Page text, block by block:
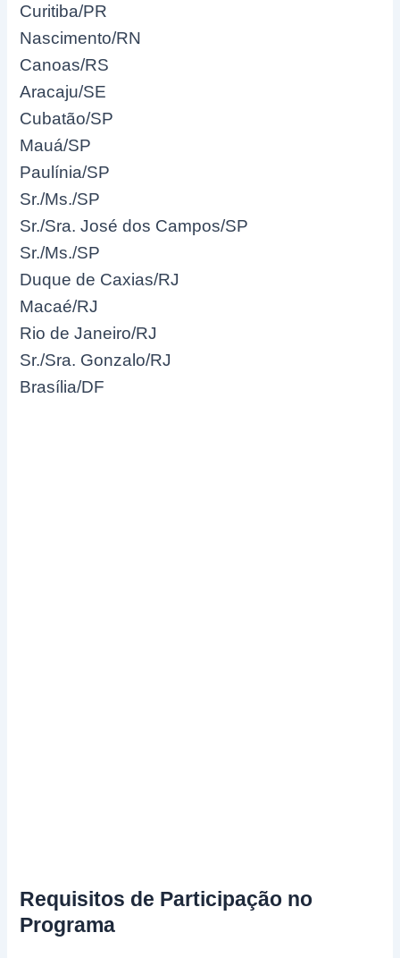
Curitiba/PR
Nascimento/RN
Canoas/RS
Aracaju/SE
Cubatão/SP
Mauá/SP
Paulínia/SP
Sr./Ms./SP
Sr./Sra. José dos Campos/SP
Sr./Ms./SP
Duque de Caxias/RJ
Macaé/RJ
Rio de Janeiro/RJ
Sr./Sra. Gonzalo/RJ
Brasília/DF
Requisitos de Participação no
Programa